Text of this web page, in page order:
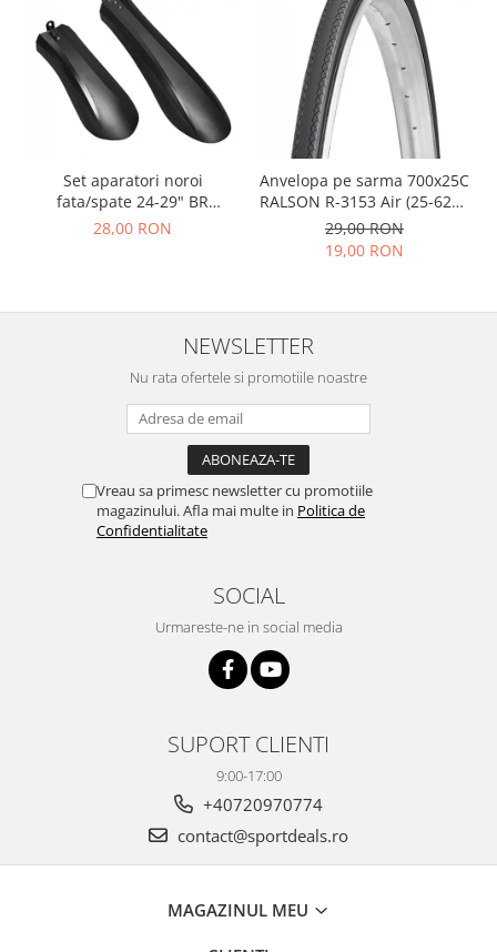
Set aparatori noroi
fata/spate 24-29" BR
Components, plastic, negre
28,00 RON
Anvelopa pe sarma 700x25C
RALSON R-3153 Air (25-622),
negru
29,00 RON
19,00 RON
NEWSLETTER
Nu rata ofertele si promotiile noastre
Vreau sa primesc newsletter cu promotiile
magazinului. Afla mai multe in Politica de
Confidentialitate
SOCIAL
Urmareste-ne in social media
SUPORT CLIENTI
9:00-17:00
+40720970774
contact@sportdeals.ro
MAGAZINUL MEU